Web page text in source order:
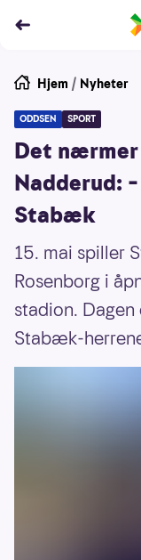
Hjem / Nyheter
ODDSEN SPORT
Det nærmer
Nadderud:
Stabæk
15. mai spiller
Rosenborg i
stadion.
Stabæk-